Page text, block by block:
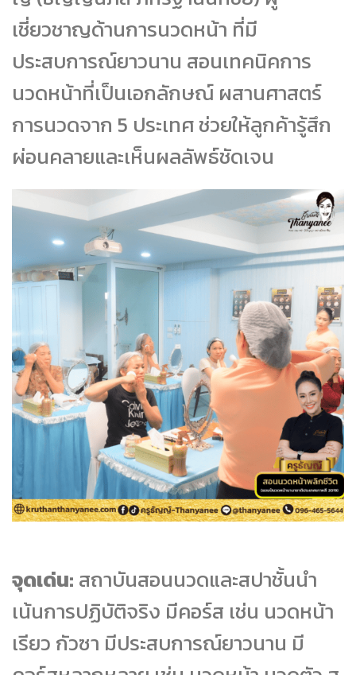
เชี่ยวชาญด้านการนวดหน้า ที่มี
ประสบการณ์ยาวนาน สอนเทคนิคการ
นวดหน้าที่เป็นเอกลักษณ์ ผสานศาสตร์
การนวดจาก 5 ประเทศ ช่วยให้ลูกค้ารู้สึก
ผ่อนคลายและเห็นผลลัพธ์ชัดเจน
จุดเด่น: สถาบันสอนนวดและสปาชั้นนำ
เน้นการปฏิบัติจริง มีคอร์ส เช่น นวดหน้า
เรียว กัวซา มีประสบการณ์ยาวนาน มี